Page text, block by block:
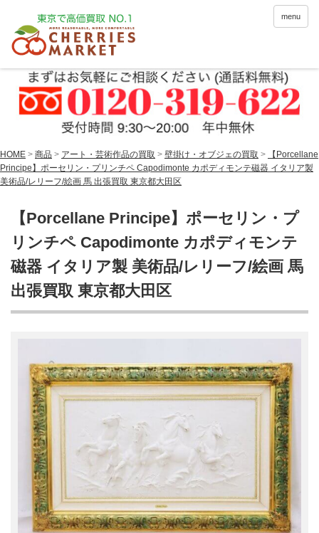
menu
HOME > 商品 > アート・芸術作品の買取 > 壁掛け・オブジェの買取 >
【Porcellane
Principe】ポーセリン・プリンチペ Capodimonte カポディモンテ磁器 イタリア製
美術品/レリーフ/絵画 馬 出張買取 東京都大田区
【Porcellane Principe】ポーセリン・プ
リンチペ Capodimonte カポディモンテ
磁器 イタリア製 美術品/レリーフ/絵画 馬
出張買取 東京都大田区